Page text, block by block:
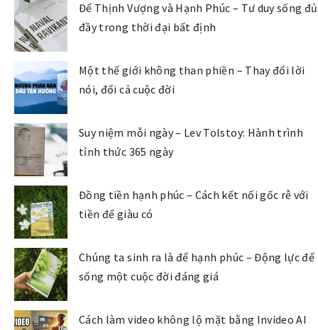
Để Thịnh Vượng và Hạnh Phúc – Tư duy sống đủ
đầy trong thời đại bất định
Một thế giới không than phiền – Thay đổi lời
nói, đổi cả cuộc đời
Suy niệm mỗi ngày – Lev Tolstoy: Hành trình
tỉnh thức 365 ngày
Đồng tiền hạnh phúc – Cách kết nối gốc rễ với
tiền để giàu có
Chúng ta sinh ra là để hạnh phúc – Động lực để
sống một cuộc đời đáng giá
Cách làm video không lộ mặt bằng Invideo AI